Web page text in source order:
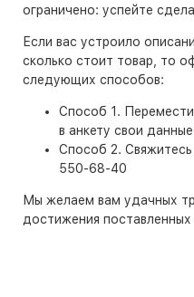
ограничено: успейте
Если вас устроило
сколько стоит товар, то
следующих способов:
Способ 1.
в анкету свои данные
Способ 2.
550-68-40
Мы желаем вам удачных
достижения поставленных